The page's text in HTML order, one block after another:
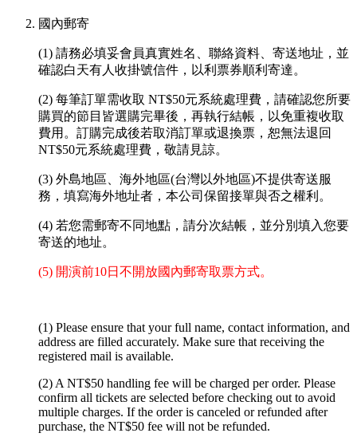
國內郵寄
(1) 請務必填妥會員真實姓名、聯絡資料、寄送地址，並
確認白天有人收掛號信件，以利票券順利寄達。
(2) 每筆訂單需收取 NT$50元系統處理費，請確認您所要
購買的節目皆選購完畢後，再執行結帳，以免重複收取
費用。訂購完成後若取消訂單或退換票，恕無法退回
NT$50元系統處理費，敬請見諒。
(3) 外島地區、海外地區(台灣以外地區)不提供寄送服
務，填寫海外地址者，本公司保留接單與否之權利。
(4) 若您需郵寄不同地點，請分次結帳，並分別填入您要
寄送的地址。
(5) 開演前10日不開放國內郵寄取票方式。
(1) Please ensure that your full name, contact information, and
address are filled accurately. Make sure that receiving the
registered mail is available.
(2) A NT$50 handling fee will be charged per order. Please
confirm all tickets are selected before checking out to avoid
multiple charges. If the order is canceled or refunded after
purchase, the NT$50 fee will not be refunded.